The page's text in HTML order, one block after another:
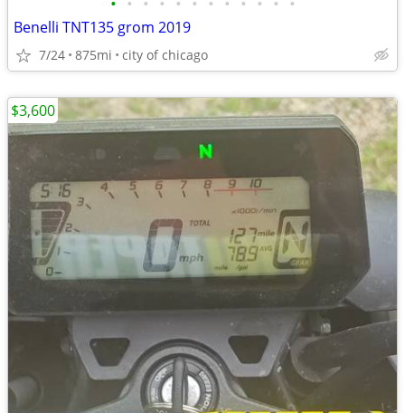
Benelli TNT135 grom 2019
7/24 875mi city of chicago
$3,600